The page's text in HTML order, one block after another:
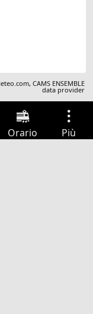
,CAMS ENSEMBLE
data provider
Orario Più